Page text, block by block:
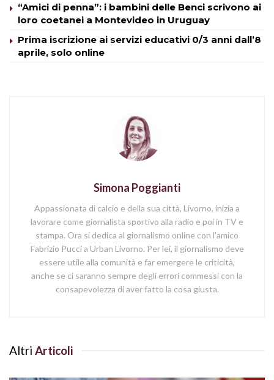
“Amici di penna”: i bambini delle Benci scrivono ai
loro coetanei a Montevideo in Uruguay
Prima iscrizione ai servizi educativi 0/3 anni dall’8
aprile, solo online
Simona Poggianti
Appassionata di calcio e della sua città, Livorno, inizia a
lavorare come giornalista sportivo alla radio e poi in TV e
stampa. Ora si dedica al giornalismo online con l'amico
Fabrizio Pucci a Urban Livorno. Per lei, il giornalismo deve
essere utile alla comunità e far emergere le criticità,
anche se ci saranno sempre degli errori commessi con la
consapevolezza di aver fatto la cosa giusta.
Altri Articoli